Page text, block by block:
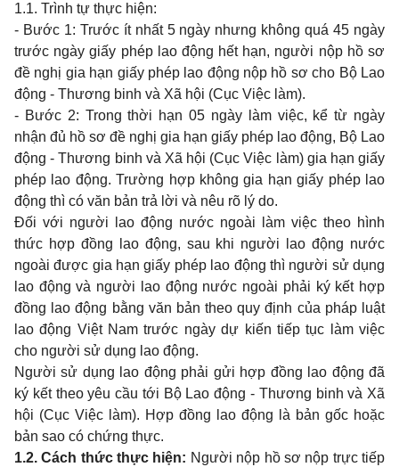
1.1. Trình tự thực hiện:
- Bước 1: Trước ít nhất 5 ngày nhưng không quá45 ngày
trước ngày giấy phép lao động hết hạn, người nộp hồ sơ
đề nghị gia hạn giấy phép lao động nộp hồ sơcho Bộ Lao
động - Thương binh và Xã hội (Cục Việc làm).
- Bước 2: Trongthời hạn05 ngày làm việc, kể từ ngày
nhận đủ hồ sơ đề nghị gia hạn giấy phép lao động, Bộ Lao
động-Thương binh và Xã hội (Cục Việc làm) gia hạn giấy
phép lao động. Trường hợp khônggia hạn giấy phép lao
động thì có văn bản trả lời và nêu rõ lý do.
Đối với người
lao động nước ngoài làm việc theo hình
thức hợp đồng
lao động, sau khi người laođộng nước
ngoài được gia hạn giấy phép lao động thì người sử dụng
lao động và người lao động nước ngoài phải ký kết hợp
đồng laođộng bằng văn bảntheo quyđịnh của pháp luật
laođộng Việt Namtrước ngày dự kiến tiếp tục làm việc
cho người sử dụng lao động.
Người sử dụng lao động phải gửi hợp đồng lao động đã
ký kết theoyêu cầu tới Bộ Laođộng - Thương binhvà Xã
hội (Cục Việc làm). Hợp đồng
lao động là bản gốc hoặc
bản sao có chứng thực.
1.2.Cách thức thực hiện: Người nộp hồ sơ nộp trực tiếp